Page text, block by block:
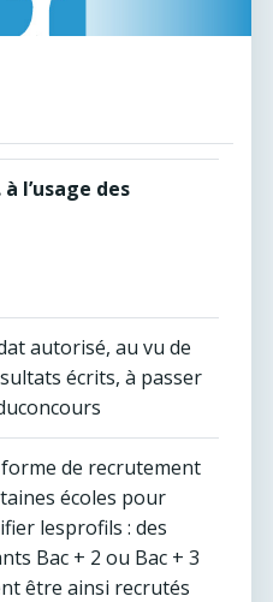
l’usage des
autorisé, au vu de
écrits, à passer
de recrutement
écoles pour
lesprofils : des
Bac + 2 ou Bac + 3
être ainsi recrutés